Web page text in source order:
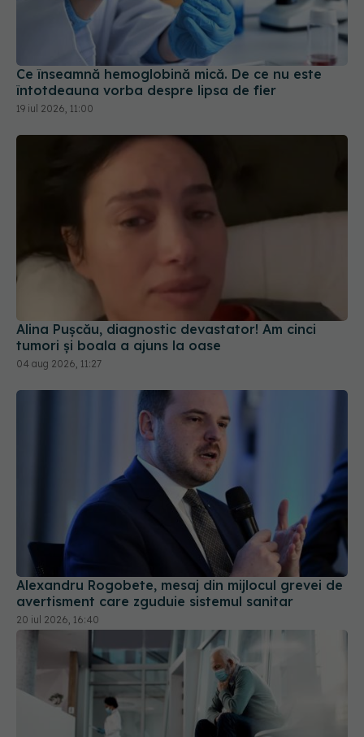
Ce înseamnă hemoglobină mică. De ce nu este
întotdeauna vorba despre lipsa de fier
19 iul 2026, 11:00
Alina Pușcău, diagnostic devastator! Am cinci
tumori și boala a ajuns la oase
04 aug 2026, 11:27
Alexandru Rogobete, mesaj din mijlocul grevei de
avertisment care zguduie sistemul sanitar
20 iul 2026, 16:40